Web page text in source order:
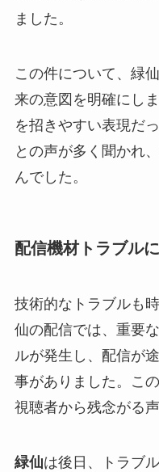
ました。
この件について、緑
来の意図を明確にし
を招きやすい表現だ
との声が多く聞かれ
んでした。
配信機材トラブル
技術的なトラブルも
仙の配信では、重要
ルが発生し、配信が
事がありました。こ
視聴者から残念がる
緑仙は後日、トラブ